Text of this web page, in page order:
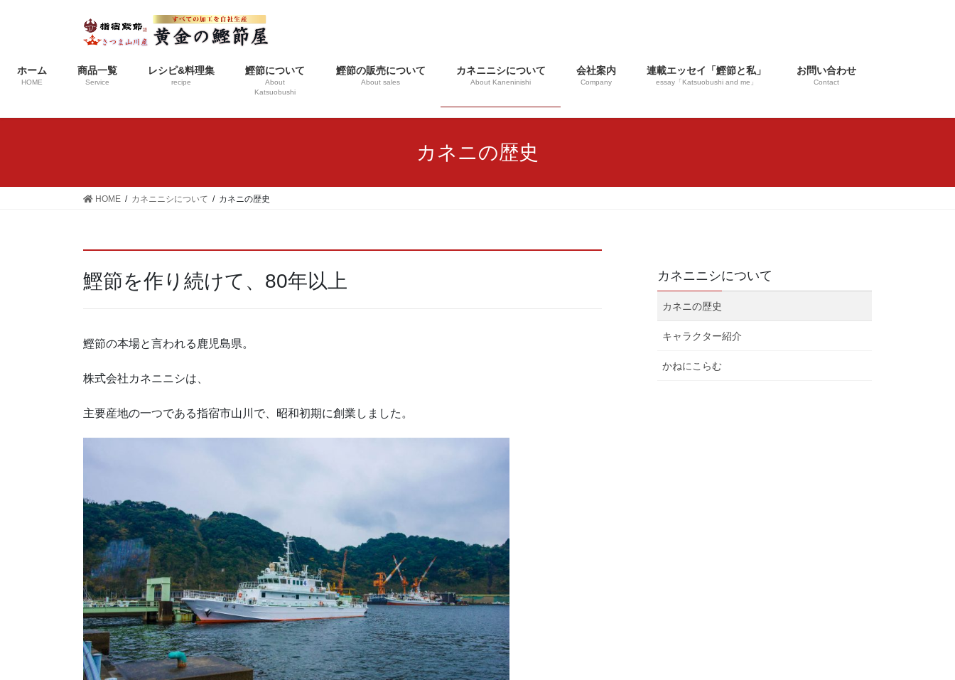
ホーム
HOME
商品一覧
Service
レシピ&料理集
recipe
鰹節について
About
Katsuobushi
鰹節の販売について
About sales
カネニニシについて
About Kaneninishi
会社案内
Company
連載エッセイ「鰹節と私」
essay「Katsuobushi and me」
お問い合わせ
Contact
カネニの歴史
HOME カネニニシについて カネニの歴史
鰹節を作り続けて、80年以上
鰹節の本場と言われる鹿児島県。
株式会社カネニニシは、
主要産地の一つである指宿市山川で、昭和初期に創業しました。
カネニニシについて
カネニの歴史
キャラクター紹介
かねにこらむ